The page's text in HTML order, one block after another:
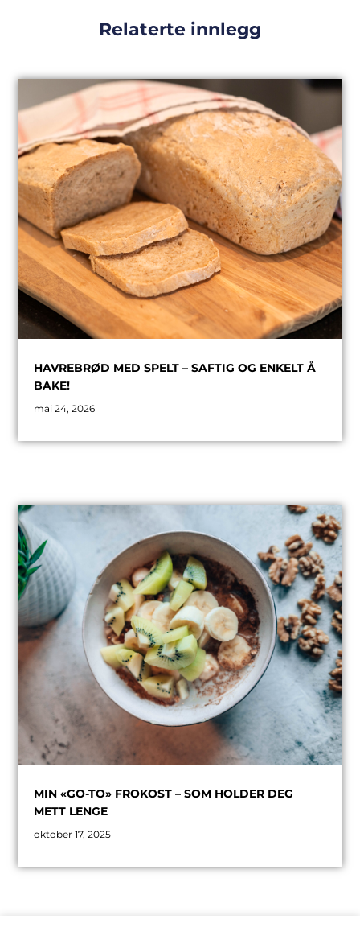
Relaterte innlegg
HAVREBRØD MED SPELT – SAFTIG OG ENKELT Å
BAKE!
mai 24, 2026
MIN «GO-TO» FROKOST – SOM HOLDER DEG
METT LENGE
oktober 17, 2025